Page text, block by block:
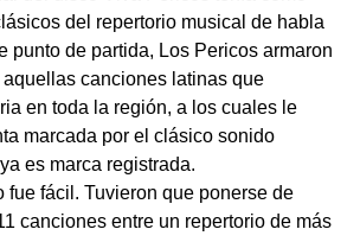
del repertorio musical de habla
punto de partida, Los Pericos armaron
canciones latinas que
en toda la región, a los cuales le
marcada por el clásico sonido
es marca registrada.
fue fácil. Tuvieron que ponerse de
canciones entre un repertorio de más